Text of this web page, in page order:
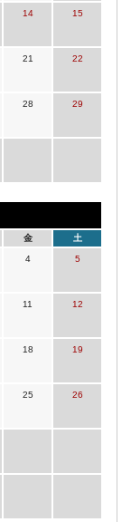
14 15
21 22
28 29
金 土
4 5
11 12
18 19
25 26